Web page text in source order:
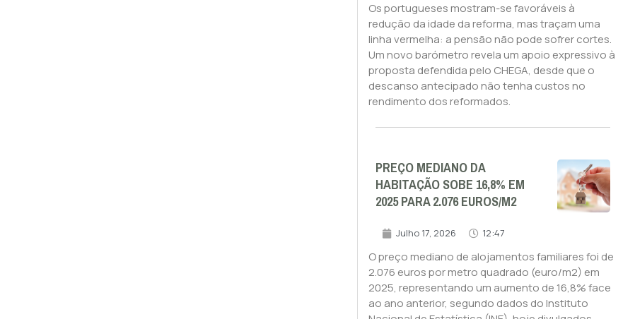
Os portugueses mostram-se favoráveis à
redução da idade da reforma, mas traçam uma
linha vermelha: a pensão não pode sofrer cortes.
Um novo barómetro revela um apoio expressivo à
proposta defendida pelo CHEGA, desde que o
descanso antecipado não tenha custos no
rendimento dos reformados.
PREÇO MEDIANO DA
HABITAÇÃO SOBE 16,8% EM
2025 PARA 2.076 EUROS/M2
Julho 17, 2026 12:47
O preço mediano de alojamentos familiares foi de
2.076 euros por metro quadrado (euro/m2) em
2025, representando um aumento de 16,8% face
ao ano anterior, segundo dados do Instituto